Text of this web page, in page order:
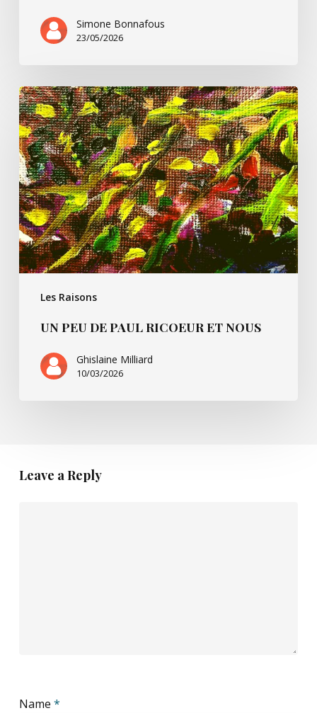
Simone Bonnafous
23/05/2026
Les Raisons
Un
peu
de
Paul
Ricoeur
et
nous
UN PEU DE PAUL RICOEUR ET NOUS
Ghislaine Milliard
10/03/2026
Leave a Reply
Name *